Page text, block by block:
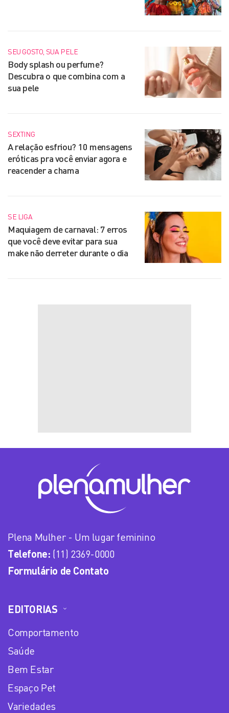
SEU GOSTO, SUA PELE
Body splash ou perfume?
Descubra o que combina com a
sua pele
SEXTING
A relação esfriou? 10 mensagens
eróticas pra você enviar agora e
reacender a chama
SE LIGA
Maquiagem de carnaval: 7 erros
que você deve evitar para sua
make não derreter durante o dia
Plena Mulher - Um lugar feminino
Telefone: (11) 2369-0000
Formulário de Contato
EDITORIAS
Comportamento
Saúde
Bem Estar
Espaço Pet
Variedades